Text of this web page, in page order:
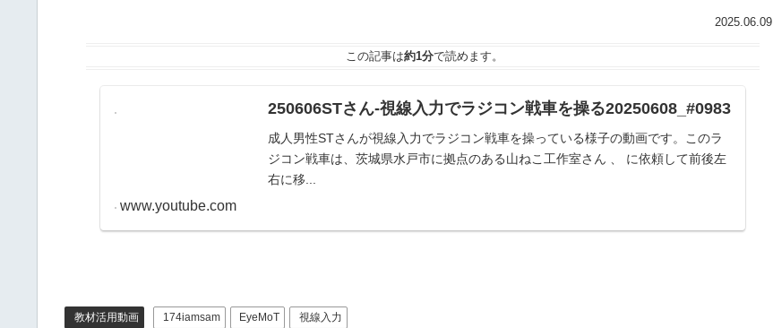
2025.06.09
この記事は約1分で読めます。
250606STさん-視線入力でラジコン戦車を操る20250608_#0983
成人男性STさんが視線入力でラジコン戦車を操っている様子の動画です。このラ
ジコン戦車は、茨城県水戸市に拠点のある山ねこ工作室さん 、 に依頼して前後左
右に移...
www.youtube.com
教材活用動画 174iamsam EyeMoT 視線入力